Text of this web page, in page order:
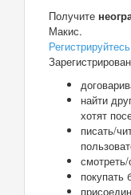
Получите
Макис.
Регистрируйтесь
найти
хотят
писать/
покупать